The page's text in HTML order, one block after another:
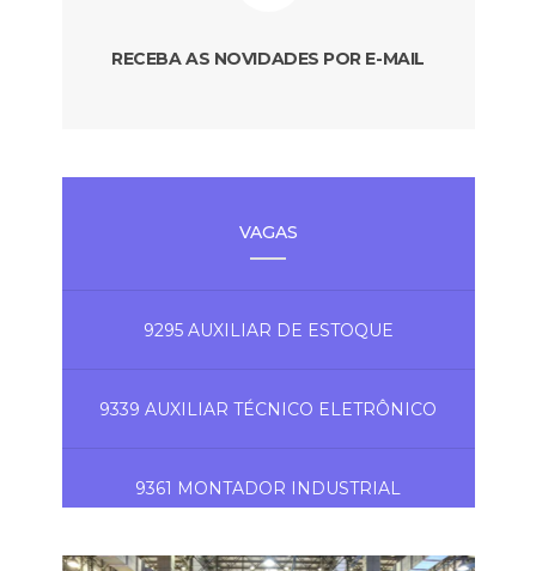
RECEBA AS NOVIDADES POR E-MAIL
VAGAS
9295 AUXILIAR DE ESTOQUE
9339 AUXILIAR TÉCNICO ELETRÔNICO
9361 MONTADOR INDUSTRIAL